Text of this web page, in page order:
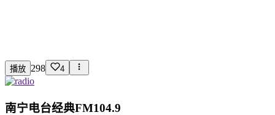
播放 298 4
南宁电台经典FM104.9